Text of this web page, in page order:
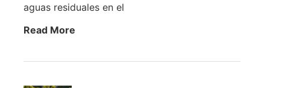
aguas residuales en el
Read More